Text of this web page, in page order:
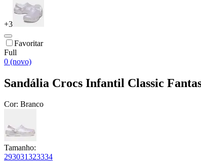
+3
Favoritar
Full
0 (novo)
Sandália Crocs Infantil Classic
Cor: Branco
Tamanho:
293031323334